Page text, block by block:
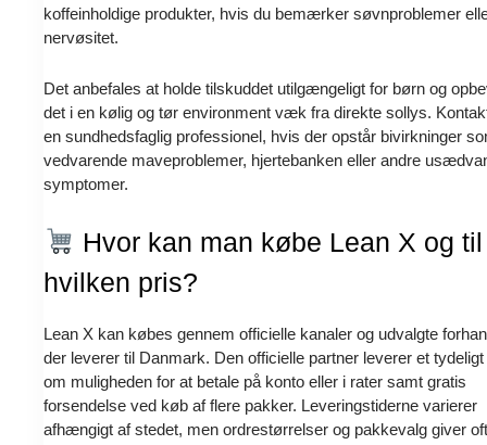
koffeinholdige produkter, hvis du bemærker søvnproblemer
nervøsitet.
Det anbefales at holde tilskuddet utilgængeligt for børn og
det i en kølig og tør environment væk fra direkte sollys.
en sundhedsfaglig professionel, hvis der opstår bivirkninger
vedvarende maveproblemer, hjertebanken eller andre
symptomer.
Hvor kan man købe Lean X og til
hvilken pris?
Lean X kan købes gennem officielle kanaler og udvalgte
der leverer til Danmark. Den officielle partner leverer et tydeligt
om muligheden for at betale på konto eller i rater samt gratis
forsendelse ved køb af flere pakker. Leveringstiderne varierer
afhængigt af stedet, men ordrestørrelser og pakkevalg giver